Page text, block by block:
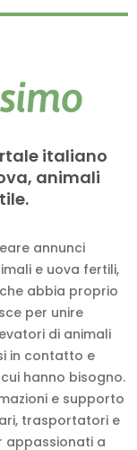
italiano
animali
annunci
e uova fertili,
abbia proprio
per unire
di animali
in contatto e
hanno bisogno.
e supporto
trasportatori e
appassionati a